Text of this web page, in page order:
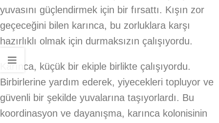
yuvasını güçlendirmek için bir fırsattı. Kışın zor
geçeceğini bilen karınca, bu zorluklara karşı
hazırlıklı olmak için durmaksızın çalışıyordu.
Karınca, küçük bir ekiple birlikte çalışıyordu.
Birbirlerine yardım ederek, yiyecekleri topluyor ve
güvenli bir şekilde yuvalarına taşıyorlardı. Bu
koordinasyon ve dayanışma, karınca kolonisinin